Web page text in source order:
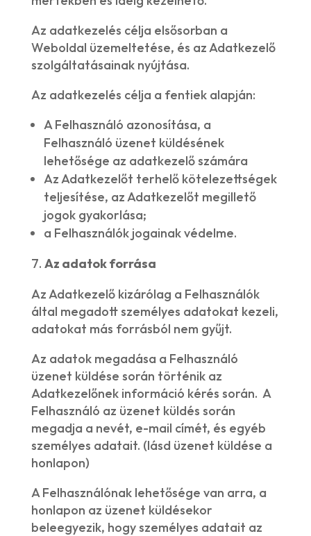
Az adatkezelés célja elsősorban a
Weboldal üzemeltetése, és az Adatkezelő
szolgáltatásainak nyújtása.
Az adatkezelés célja a fentiek alapján:
A Felhasználó azonosítása, a
Felhasználó üzenet küldésének
lehetősége az adatkezelő számára
Az Adatkezelőt terhelő kötelezettségek
teljesítése, az Adatkezelőt megillető
jogok gyakorlása;
a Felhasználók jogainak védelme.
Az adatok forrása
Az Adatkezelő kizárólag a Felhasználók
által megadott személyes adatokat kezeli,
adatokat más forrásból nem gyűjt.
Az adatok megadása a Felhasználó
üzenet küldése során történik az
Adatkezelőnek információ kérés során. A
Felhasználó az üzenet küldés során
megadja a nevét, e-mail címét, és egyéb
személyes adatait. (lásd üzenet küldése a
honlapon)
A Felhasználónak lehetősége van arra, a
honlapon az üzenet küldésekor
beleegyezik, hogy személyes adatait az